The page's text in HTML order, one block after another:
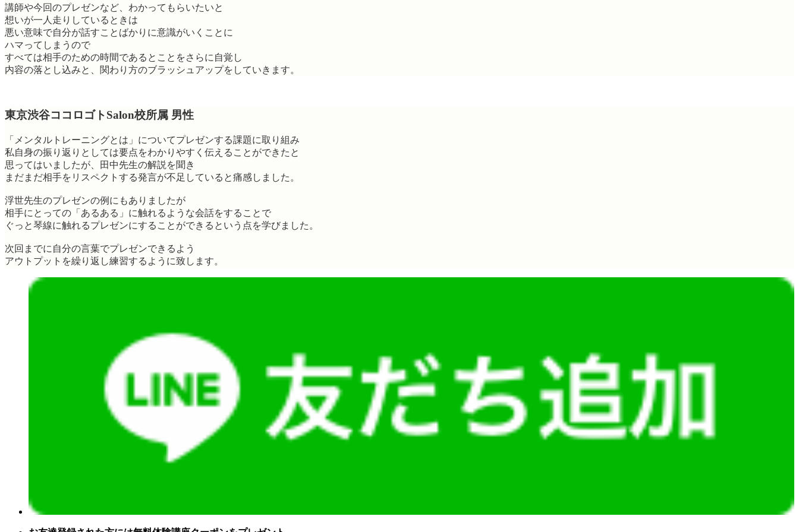
講師や今回のプレゼンなど、わかってもらいたいと
想いが一人走りしているときは
悪い意味で自分が話すことばかりに意識がいくことに
ハマってしまうので
すべては相手のための時間であるとことをさらに自覚し
内容の落とし込みと、関わり方のブラッシュアップをしていきます。
東京渋谷ココロゴトSalon校所属 男性
「メンタルトレーニングとは」についてプレゼンする課題に取り組み
私自身の振り返りとしては要点をわかりやすく伝えることができたと
思ってはいましたが、田中先生の解説を聞き
まだまだ相手をリスペクトする発言が不足していると痛感しました。
浮世先生のプレゼンの例にもありましたが
相手にとっての「あるある」に触れるような会話をすることで
ぐっと琴線に触れるプレゼンにすることができるという点を学びました。
次回までに自分の言葉でプレゼンできるよう
アウトプットを繰り返し練習するように致します。